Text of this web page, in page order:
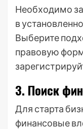
Необходимо
в
Выберите
правовую
3. Поиск
Для старта
финансовые